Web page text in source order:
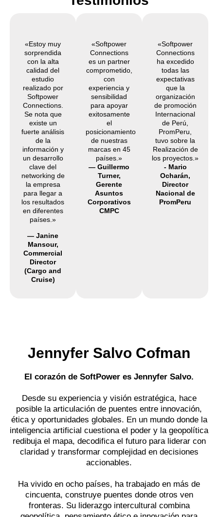
«Estoy muy
sorprendida
con la alta
calidad del
estudio
realizado por
Softpower
Connections.
Se nota que
existe un
fuerte análisis
de la
información y
un desarrollo
clave del
networking de
la empresa
para llegar a
los resultados
en diferentes
países.»
— Janine
Mansour,
Commercial
Director
(Cargo and
Cruise)
«Softpower
Connections
es un partner
comprometido,
con
experiencia y
sensibilidad
para apoyar
exitosamente
el
posicionamiento
de nuestras
marcas en 45
países.»
— Guillermo
Turner,
Gerente
Asuntos
Corporativos
CMPC
«Softpower
Connections
ha excedido
todas las
expectativas
que la
organización
de promoción
Internacional
de Perú,
PromPeru,
tuvo sobre la
Realización de
los proyectos.»
- Mario
Ocharán,
Director
Nacional de
PromPeru
Jennyfer Salvo Cofman
EI corazón de SoftPower es Jennyfer Salvo.
Desde su experiencia y visión estratégica, hace
posible la articulación de puentes entre innovación,
ética y oportunidades globales. En un mundo donde la
inteligencia artificial cuestiona el poder y la geopolítica
redibuja el mapa, decodifica el futuro para liderar con
claridad y transformar complejidad en decisiones
accionables.
Ha vivido en ocho países, ha trabajado en más de
cincuenta, construye puentes donde otros ven
fronteras. Su liderazgo intercultural combina